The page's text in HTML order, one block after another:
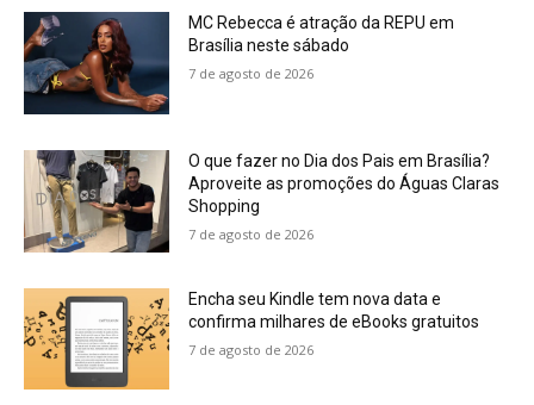
MC Rebecca é atração da REPU em
Brasília neste sábado
7 de agosto de 2026
O que fazer no Dia dos Pais em Brasília?
Aproveite as promoções do Águas Claras
Shopping
7 de agosto de 2026
Encha seu Kindle tem nova data e
confirma milhares de eBooks gratuitos
7 de agosto de 2026